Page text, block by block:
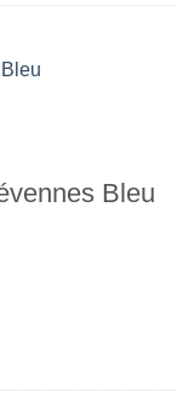
Bleu